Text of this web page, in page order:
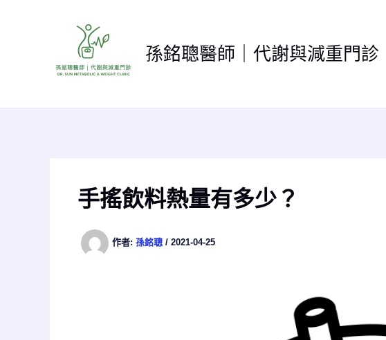
容
孫銘聰醫師｜代謝與減重門診
手搖飲料熱量有多少？
作者: 孫銘聰 / 2021-04-25